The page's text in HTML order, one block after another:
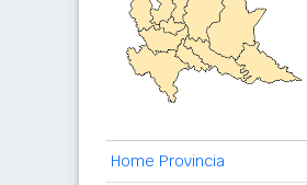
Home Provincia